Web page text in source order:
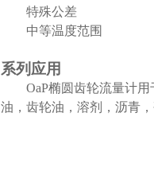
特殊公差
中等温度范围
系列应用
OaP椭圆齿轮流量计
油，齿轮油，溶剂，沥青